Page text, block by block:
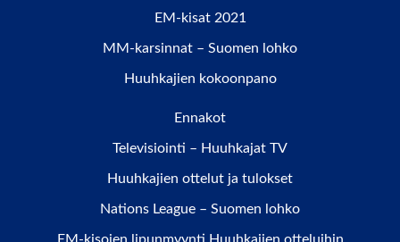
EM-kisat 2021
MM-karsinnat – Suomen lohko
Huuhkajien kokoonpano
Ennakot
Televisiointi – Huuhkajat TV
Huuhkajien ottelut ja tulokset
Nations League – Suomen lohko
EM-kisojen lipunmyynti Huuhkajien otteluihin